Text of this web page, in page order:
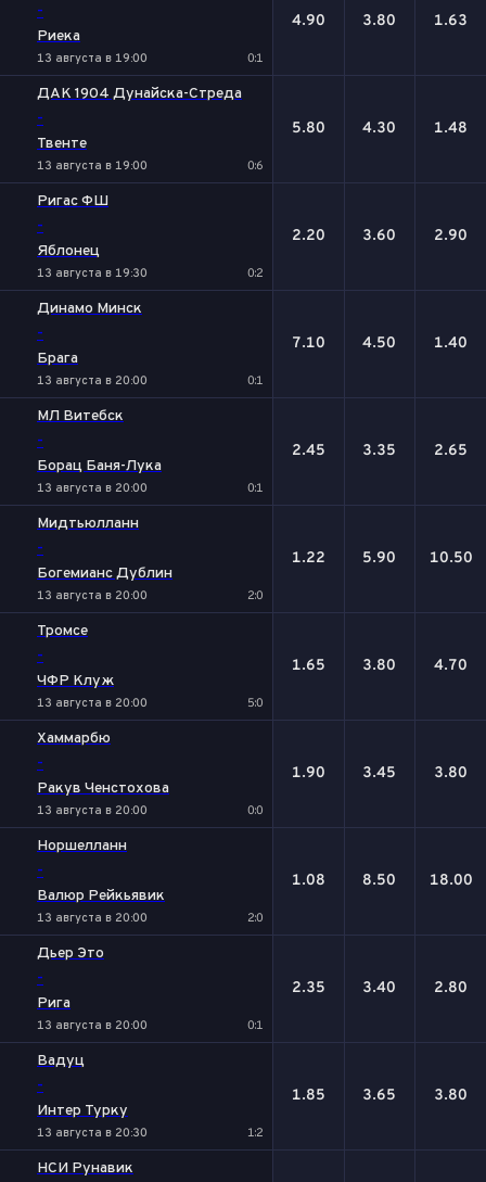
-
Риека
13 августа в 19:00 0:1
4.90 3.80 1.63
ДАК 1904 Дунайска-Стреда
-
Твенте
13 августа в 19:00 0:6
5.80 4.30 1.48
Ригас ФШ
-
Яблонец
13 августа в 19:30 0:2
2.20 3.60 2.90
Динамо Минск
-
Брага
13 августа в 20:00 0:1
7.10 4.50 1.40
МЛ Витебск
-
Борац Баня-Лука
13 августа в 20:00 0:1
2.45 3.35 2.65
Мидтьюлланн
-
Богемианс Дублин
13 августа в 20:00 2:0
1.22 5.90 10.50
Тромсе
-
ЧФР Клуж
13 августа в 20:00 5:0
1.65 3.80 4.70
Хаммарбю
-
Ракув Ченстохова
13 августа в 20:00 0:0
1.90 3.45 3.80
Норшелланн
-
Валюр Рейкьявик
13 августа в 20:00 2:0
1.08 8.50 18.00
Дьер Это
-
Рига
13 августа в 20:00 0:1
2.35 3.40 2.80
Вадуц
-
Интер Турку
13 августа в 20:30 1:2
1.85 3.65 3.80
НСИ Рунавик